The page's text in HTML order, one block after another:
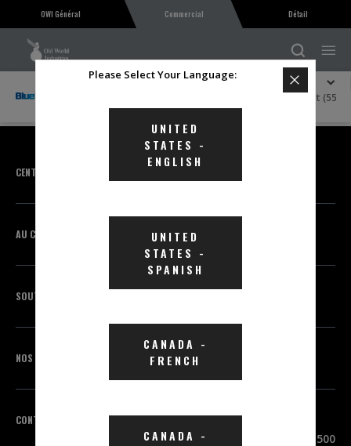
Please Select Your Language:
UNITED
STATES -
ENGLISH
UNITED
STATES -
SPANISH
CANADA -
FRENCH
CANADA -
OWI Général Commercial Détail
Explorer BlueDEF
Fluide d’échappement diesel BlueDEF PLATINUMMC 9,5 lt (55
CENTRE DE CONNAISSANCES
AU COURANT
SOUTIEN
NOS MARQUES
CONTACTEZ-NOUS
3100 Sanders Road, Suite 500